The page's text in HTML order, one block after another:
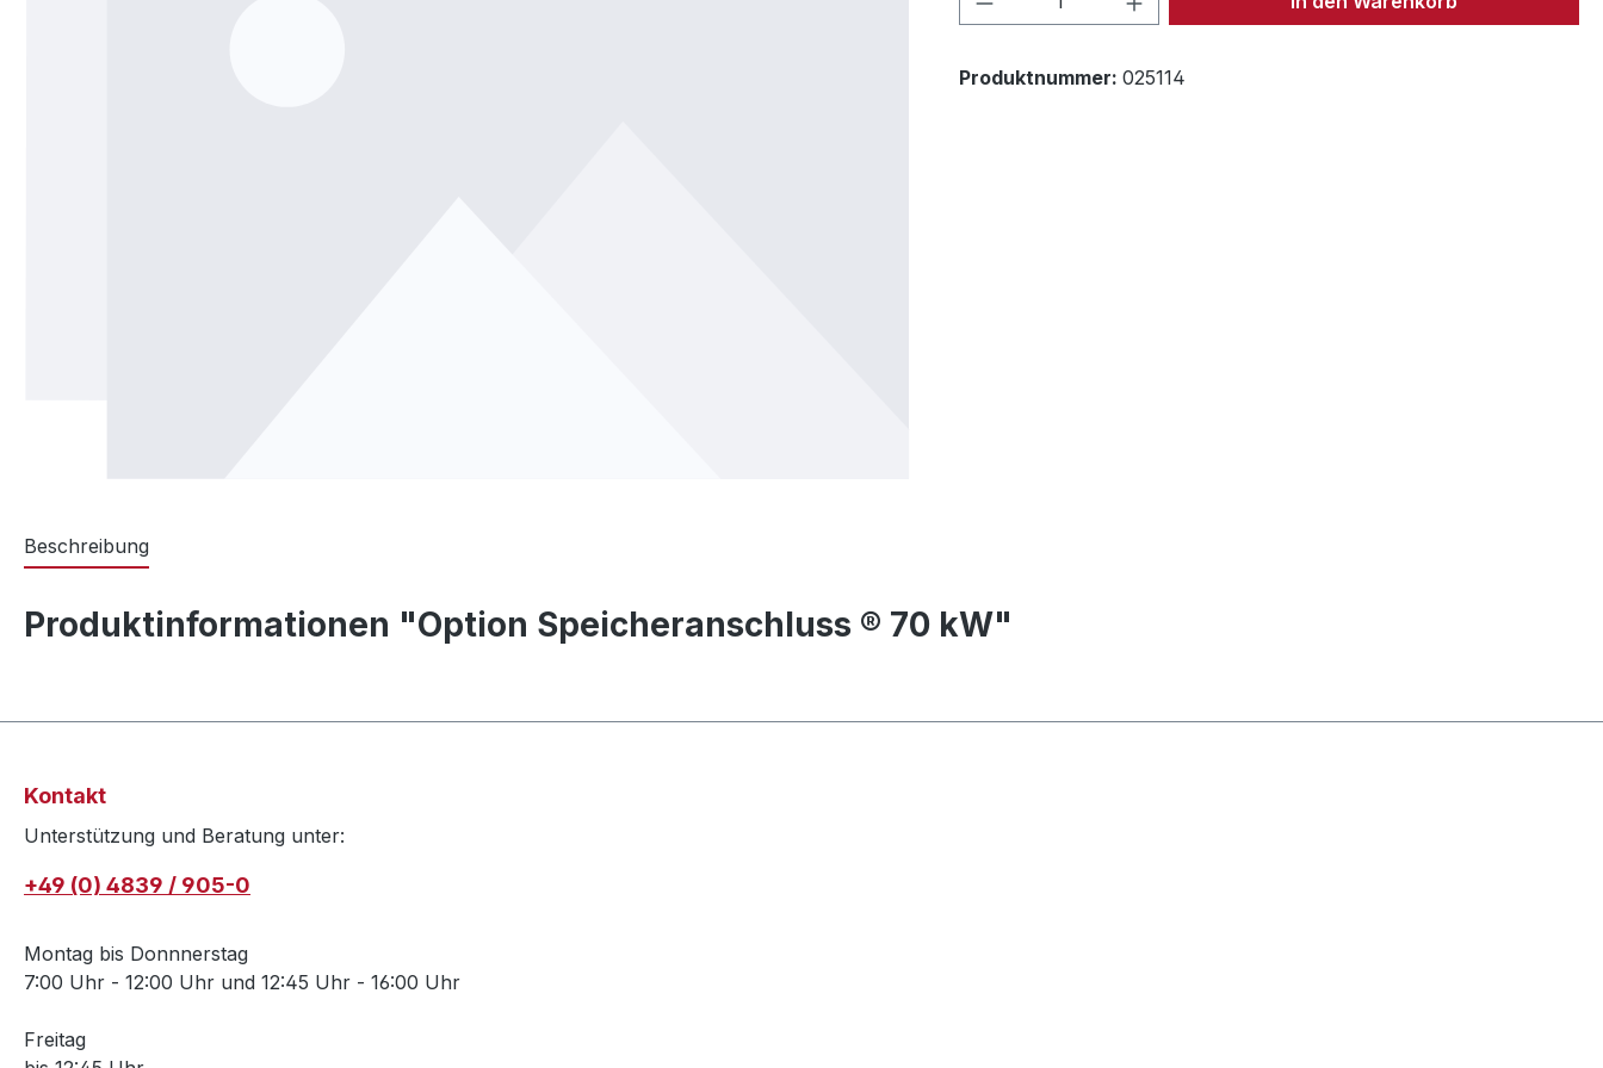
Produktnummer: 025114
Beschreibung
Produktinformationen "Option Speicheranschluss ® 70 kW"
Kontakt
Unterstützung und Beratung unter:
+49 (0) 4839 / 905-0
Montag bis Donnnerstag
7:00 Uhr - 12:00 Uhr und 12:45 Uhr - 16:00 Uhr
Freitag